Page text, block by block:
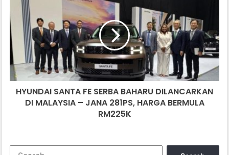
SANTA
FE
SERBA
BAHARU
DILANCARKAN
DI
MALAYSIA
–
JANA
281PS,
HYUNDAI SANTA FE SERBA BAHARU DILANCARKAN
DI MALAYSIA – JANA 281PS, HARGA BERMULA
RM225K